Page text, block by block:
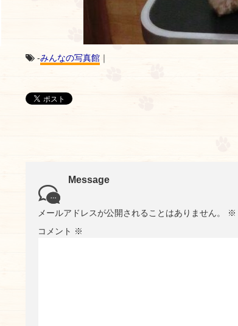
-みんなの写真館 ｜
Message
メールアドレスが公開されることはありません。 ※
コメント ※